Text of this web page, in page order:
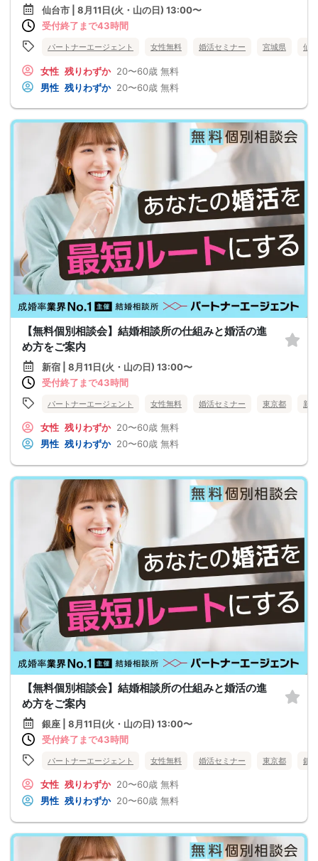
仙台市 | 8月11日(火・山の日) 13:00〜
受付終了まで43時間
パートナーエージェント 女性無料 婚活セミナー 宮城県 仙
女性 残りわずか 20〜60歳 無料
男性 残りわずか 20〜60歳 無料
【無料個別相談会】結婚相談所の仕組みと婚活の進
め方をご案内
新宿 | 8月11日(火・山の日) 13:00〜
受付終了まで43時間
パートナーエージェント 女性無料 婚活セミナー 東京都 新宿
女性 残りわずか 20〜60歳 無料
男性 残りわずか 20〜60歳 無料
【無料個別相談会】結婚相談所の仕組みと婚活の進
め方をご案内
銀座 | 8月11日(火・山の日) 13:00〜
受付終了まで43時間
パートナーエージェント 女性無料 婚活セミナー 東京都 銀座
女性 残りわずか 20〜60歳 無料
男性 残りわずか 20〜60歳 無料